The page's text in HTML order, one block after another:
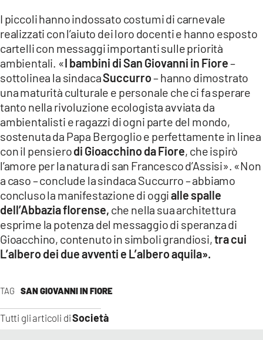
TAG SAN GIOVANNI IN FIORE
Tutti gli articoli diSocietà
I piccoli hanno indossato costumi di carnevale
realizzati con l’aiuto dei loro docenti e hanno esposto
cartelli con messaggi importanti sulle priorità
ambientali. «I bambini di San Giovanni in Fiore–
sottolinea la sindacaSuccurro– hanno dimostrato
una maturità culturale e personale che ci fa sperare
tanto nella rivoluzione ecologista avviata da
ambientalisti e ragazzi di ogni parte del mondo,
sostenuta da Papa Bergoglio e perfettamente in linea
con il pensierodi Gioacchino da Fiore, che ispirò
l’amore per la natura di san Francesco d’Assisi». «Non
a caso – conclude la sindaca Succurro – abbiamo
concluso la manifestazione di oggialle spalle
dell’Abbazia florense, che nella sua architettura
esprime la potenza del messaggio di speranza di
Gioacchino, contenuto in simboli grandiosi,tra cui
L’albero dei due avventi e L’albero aquila».